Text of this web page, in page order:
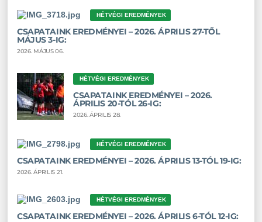
HÉTVÉGI EREDMÉNYEK
CSAPATAINK EREDMÉNYEI – 2026. ÁPRILIS 27-TŐL
MÁJUS 3-IG:
2026. MÁJUS 06.
HÉTVÉGI EREDMÉNYEK
CSAPATAINK EREDMÉNYEI – 2026.
ÁPRILIS 20-TÓL 26-IG:
2026. ÁPRILIS 28.
HÉTVÉGI EREDMÉNYEK
CSAPATAINK EREDMÉNYEI – 2026. ÁPRILIS 13-TÓL 19-IG:
2026. ÁPRILIS 21.
HÉTVÉGI EREDMÉNYEK
CSAPATAINK EREDMÉNYEI – 2026. ÁPRILIS 6-TÓL 12-IG: